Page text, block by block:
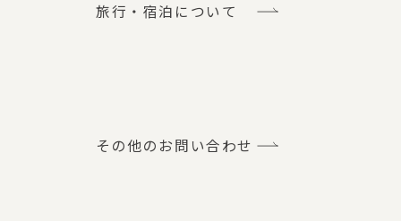
旅行・宿泊について
その他のお問い合わせ